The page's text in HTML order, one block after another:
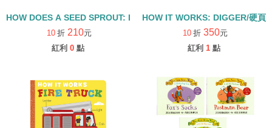
HOW DOES A SEED SPROUT: LIFE CYCLES WITH THE VERY
10 折 210元
紅利 0 點
HOW IT WORKS: DIGGER/硬頁
10 折 350元
紅利 1 點